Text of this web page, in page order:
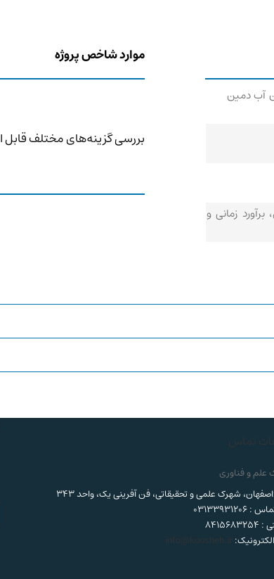
آب دمین
زمانی و
موارد شاخص پروژه
بررسی گزینه‌های مختلف قابل
تماس
شهرک علمی و تحقیقاتی، فن آفرینی یک، واحد 343
info@koosheh.ir